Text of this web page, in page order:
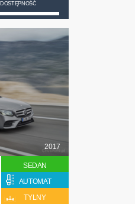
DOSTĘPNOŚĆ
2017
SEDAN
AUTOMAT
TYLNY